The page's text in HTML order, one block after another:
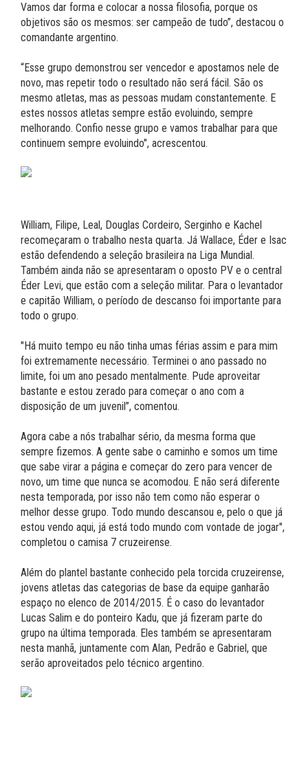
Vamos dar forma e colocar a nossa filosofia, porque os
objetivos são os mesmos: ser campeão de tudo”, destacou o
comandante argentino.
“Esse grupo demonstrou ser vencedor e apostamos nele de
novo, mas repetir todo o resultado não será fácil. São os
mesmo atletas, mas as pessoas mudam constantemente. E
estes nossos atletas sempre estão evoluindo, sempre
melhorando. Confio nesse grupo e vamos trabalhar para que
continuem sempre evoluindo", acrescentou.
William, Filipe, Leal, Douglas Cordeiro, Serginho e Kachel
recomeçaram o trabalho nesta quarta. Já Wallace, Éder e Isac
estão defendendo a seleção brasileira na Liga Mundial.
Também ainda não se apresentaram o oposto PV e o central
Éder Levi, que estão com a seleção militar. Para o levantador
e capitão William, o período de descanso foi importante para
todo o grupo.
"Há muito tempo eu não tinha umas férias assim e para mim
foi extremamente necessário. Terminei o ano passado no
limite, foi um ano pesado mentalmente. Pude aproveitar
bastante e estou zerado para começar o ano com a
disposição de um juvenil”, comentou.
Agora cabe a nós trabalhar sério, da mesma forma que
sempre fizemos. A gente sabe o caminho e somos um time
que sabe virar a página e começar do zero para vencer de
novo, um time que nunca se acomodou. E não será diferente
nesta temporada, por isso não tem como não esperar o
melhor desse grupo. Todo mundo descansou e, pelo o que já
estou vendo aqui, já está todo mundo com vontade de jogar",
completou o camisa 7 cruzeirense.
Além do plantel bastante conhecido pela torcida cruzeirense,
jovens atletas das categorias de base da equipe ganharão
espaço no elenco de 2014/2015. É o caso do levantador
Lucas Salim e do ponteiro Kadu, que já fizeram parte do
grupo na última temporada. Eles também se apresentaram
nesta manhã, juntamente com Alan, Pedrão e Gabriel, que
serão aproveitados pelo técnico argentino.